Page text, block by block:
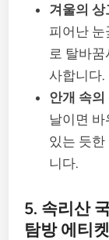
겨울의 상
피어난
로 탈바
사합니다.
안개 속의
날이면
있는 듯
니다.
5. 속리산
탐방 에티켓